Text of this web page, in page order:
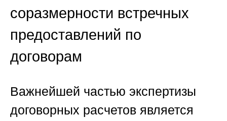
соразмерности встречных
предоставлений по
договорам
Важнейшей частью экспертизы
договорных расчетов является